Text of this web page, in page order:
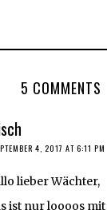
5 COMMENTS
4, 2017 AT 6:11 PM
lieber Wächter,
ist nur loooos mit